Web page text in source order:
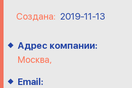
Создана: 2019-11-13
Адрес компании:
Москва,
Email: